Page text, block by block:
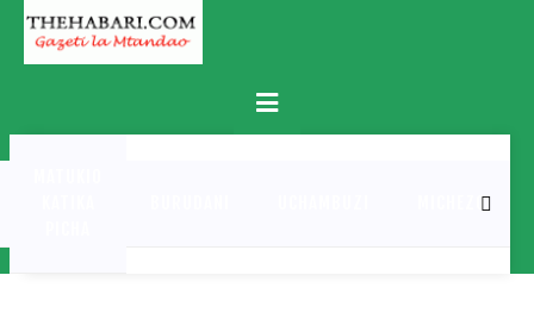
Skip
content
Primary
Menu
MICHEZO